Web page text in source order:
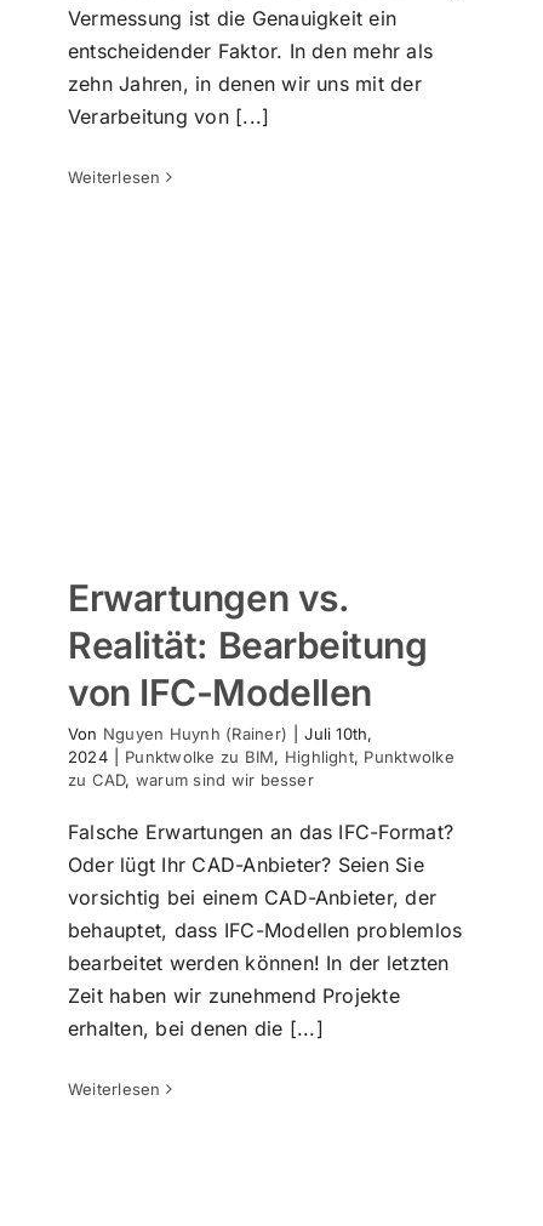
Vermessung ist die Genauigkeit ein
entscheidender Faktor. In den mehr als
zehn Jahren, in denen wir uns mit der
Verarbeitung von [...]
Weiterlesen
Erwartungen vs. Realität:
Bearbeitung von IFC-Modellen
Erwartungen vs.
Realität: Bearbeitung
von IFC-Modellen
Von Nguyen Huynh (Rainer)
Juli 10th,
2024
Punktwolke zu BIM, Highlight, Punktwolke
zu CAD, warum sind wir besser
Falsche Erwartungen an das IFC-Format?
Oder lügt Ihr CAD-Anbieter? Seien Sie
vorsichtig bei einem CAD-Anbieter, der
behauptet, dass IFC-Modellen problemlos
bearbeitet werden können! In der letzten
Zeit haben wir zunehmend Projekte
erhalten, bei denen die [...]
Weiterlesen
Punktwolken-Daten: Der Schlüssel